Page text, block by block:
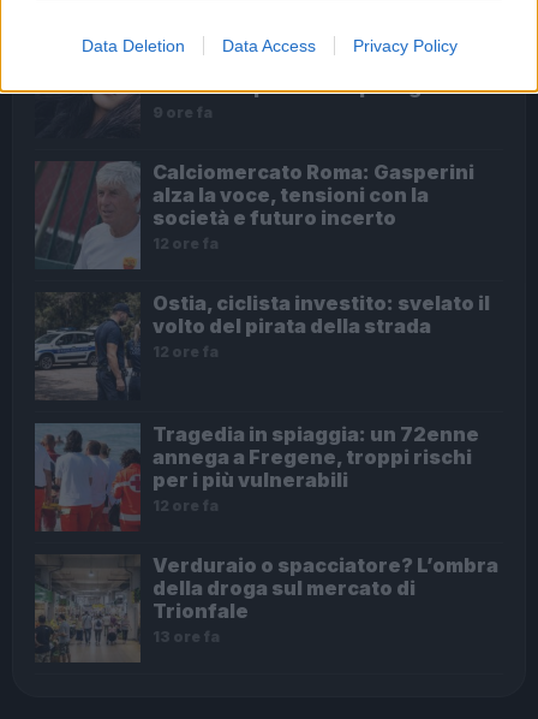
Data Deletion Data Access Privacy Policy
Dalla festa al dramma: la morte di
un futuro più sicuro per i giovani
9 ore fa
Calciomercato Roma: Gasperini
alza la voce, tensioni con la
società e futuro incerto
12 ore fa
Ostia, ciclista investito: svelato il
volto del pirata della strada
12 ore fa
Tragedia in spiaggia: un 72enne
annega a Fregene, troppi rischi
per i più vulnerabili
12 ore fa
Verduraio o spacciatore? L’ombra
della droga sul mercato di
Trionfale
13 ore fa